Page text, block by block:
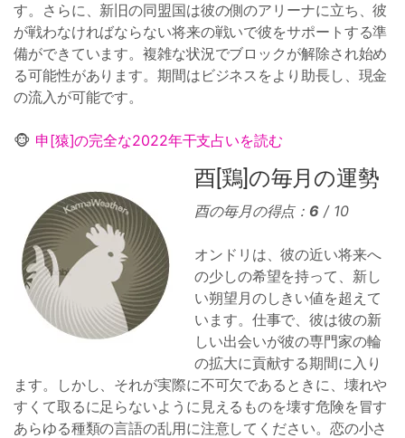
す。さらに、新旧の同盟国は彼の側のアリーナに立ち、彼
が戦わなければならない将来の戦いで彼をサポートする準
備ができています。複雑な状況でブロックが解除され始め
る可能性があります。期間はビジネスをより助長し、現金
の流入が可能です。
🐵 申[猿]の完全な2022年干支占いを読む
酉[鶏]の毎月の運勢
酉の毎月の得点： 6 / 10
オンドリは、彼の近い将来へ
の少しの希望を持って、新し
い朔望月のしきい値を超えて
います。仕事で、彼は彼の新
しい出会いが彼の専門家の輪
の拡大に貢献する期間に入り
ます。しかし、それが実際に不可欠であるときに、壊れや
すくて取るに足らないように見えるものを壊す危険を冒す
あらゆる種類の言語の乱用に注意してください。恋の小さ